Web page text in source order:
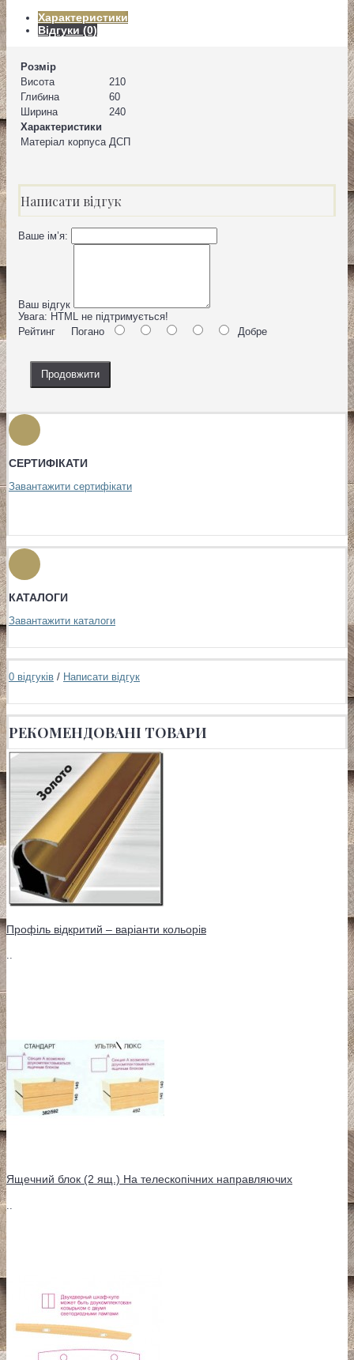
Характеристики
Відгуки (0)
Розмір
Висота
210
Глибина
60
Ширина
240
Характеристики
Матеріал корпуса ДСП
Написати відгук
Ваше ім’я:
Ваш відгук
Увага: HTML не підтримується!
Рейтинг Погано Добре
Продовжити
СЕРТИФІКАТИ
Завантажити сертифікати
КАТАЛОГИ
Завантажити каталоги
0 відгуків / Написати відгук
РЕКОМЕНДОВАНІ ТОВАРИ
Профіль відкритий – варіанти кольорів
..
Ящечний блок (2 ящ.) На телескопічних направляючих